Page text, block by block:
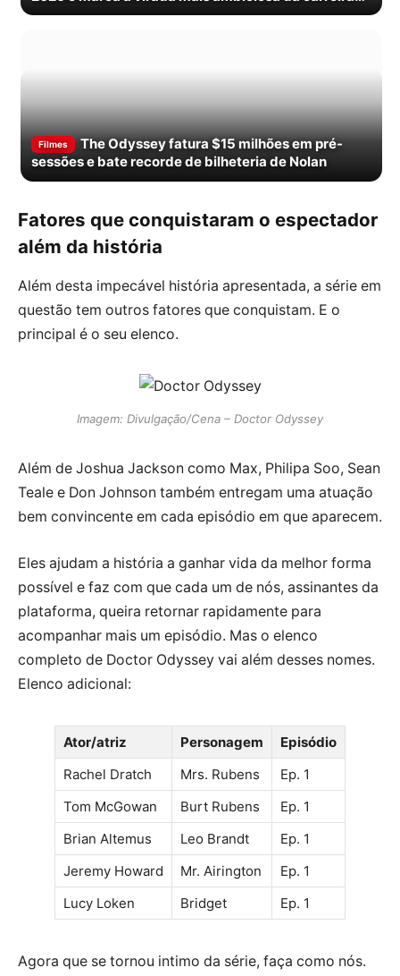
de Ryan Murphy
Filmes
The Odyssey fatura $15 milhões em pré-
sessões e bate recorde de bilheteria de Nolan
Fatores que conquistaram o espectador
além da história
Além desta impecável história apresentada, a série em
questão tem outros fatores que conquistam. E o
principal é o seu elenco.
Imagem: Divulgação/Cena – Doctor Odyssey
Além de Joshua Jackson como Max, Philipa Soo, Sean
Teale e Don Johnson também entregam uma atuação
bem convincente em cada episódio em que aparecem.
Eles ajudam a história a ganhar vida da melhor forma
possível e faz com que cada um de nós, assinantes da
plataforma, queira retornar rapidamente para
acompanhar mais um episódio. Mas o elenco
completo de Doctor Odyssey vai além desses nomes.
Elenco adicional:
Ator/atriz Personagem
Episódio
Rachel Dratch
Mrs. Rubens
Ep. 1
Tom McGowan
Burt Rubens
Ep. 1
Brian Altemus
Leo Brandt
Ep. 1
Jeremy Howard
Mr. Airington
Ep. 1
Lucy Loken
Bridget Ep. 1
Agora que se tornou intimo da série, faça como nós.